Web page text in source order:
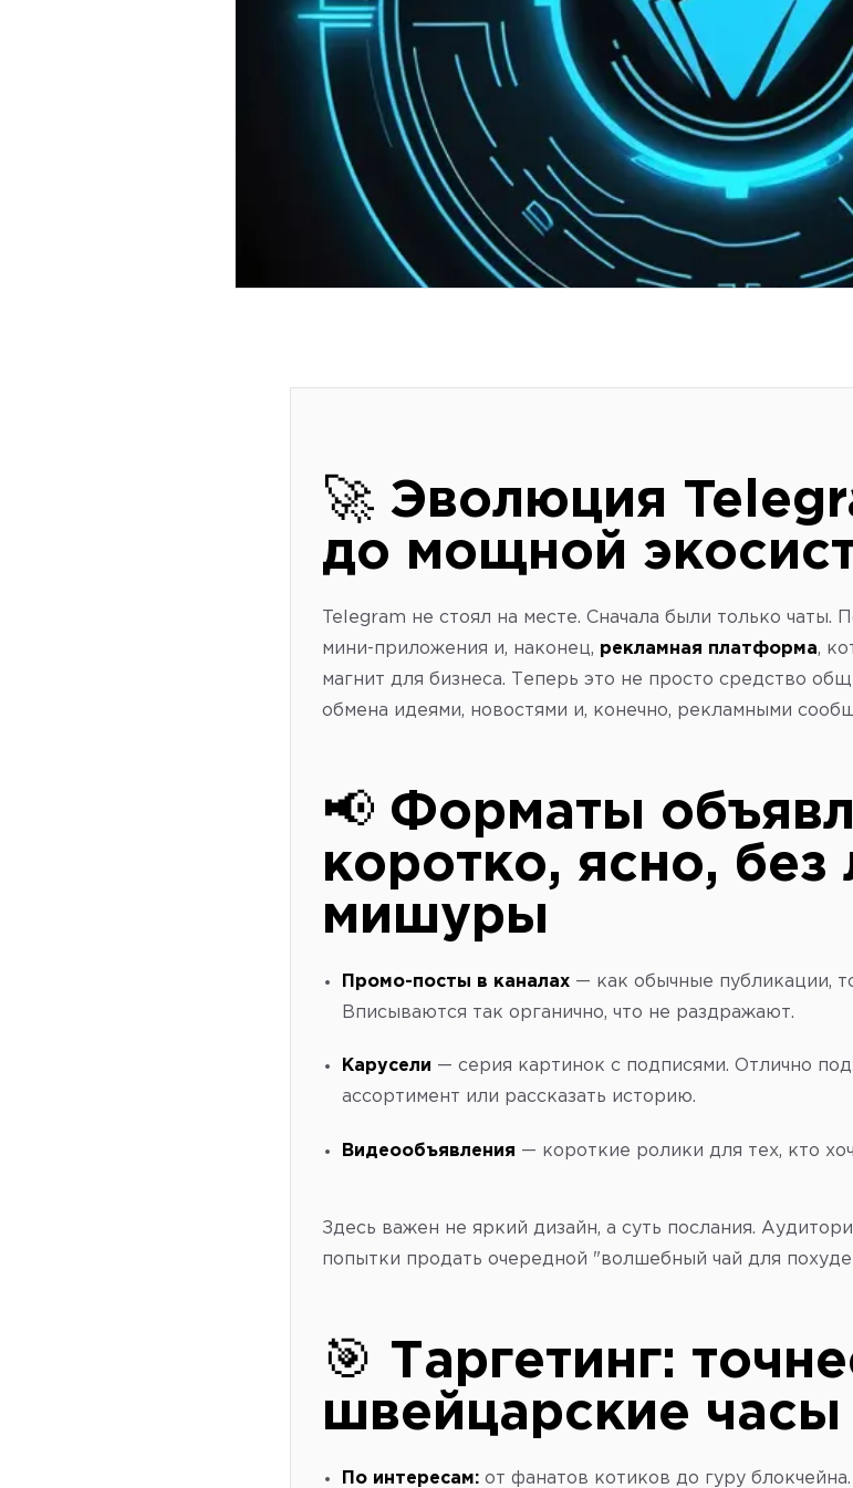
🚀 Эволюция
до мощной
Telegram не стоял на месте. Сначала были только чаты.
мини-приложения и, наконец, рекламная платформа,
магнит для бизнеса. Теперь это не просто средство
обмена идеями, новостями и, конечно, рекламными
📢 Форматы
коротко, ясно,
мишуры
Промо-посты в каналах— как обычные публикации,
Вписываются так органично, что не раздражают.
Карусели — серия картинок с подписями. Отлично
ассортимент или рассказать историю.
Видеообъявления — короткие ролики для тех, кто
Здесь важен не яркий дизайн, а суть послания.
попытки продать очередной "волшебный чай для
🎯 Таргетинг:
швейцарские часы
По интересам:от фанатов котиков до гуру блокчейна.